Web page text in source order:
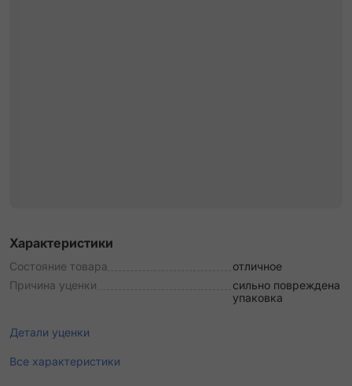
Характеристики
Состояние товара
отличное
Причина уценки
сильно повреждена
упаковка
Детали уценки
Все характеристики